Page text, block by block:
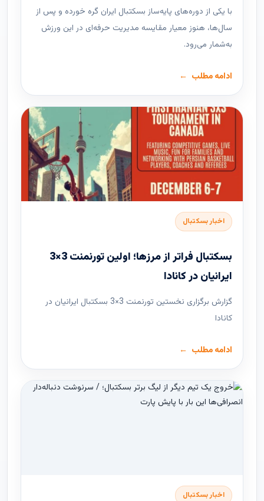
با یکی از دوره‌های پایه‌ساز بسکتبال ایران گره خورده و پس از
سال‌ها، هنوز معیار مقایسه مدیریت حرفه‌ای در این ورزش
به‌شمار می‌رود.
ادامه مطلب
اخبار بسکتبال
بسکتبال فراتر از مرزها؛ اولین تورنمنت 3×3
ایرانیان در کانادا
گزارش برگزاری نخستین تورنمنت 3×3 بسکتبال ایرانیان در
کانادا
ادامه مطلب
اخبار بسکتبال